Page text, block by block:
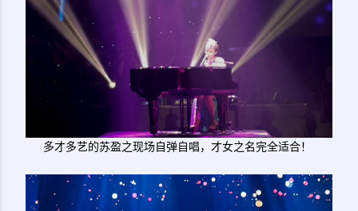
多才多艺的苏盈之现场自弹自唱，才女之名完全适合！